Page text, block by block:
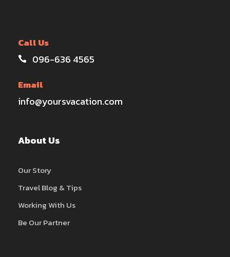
Call Us
096-636 4565
Email
info@yoursvacation.com
About Us
Our Story
Travel Blog & Tips
Working With Us
Be Our Partner